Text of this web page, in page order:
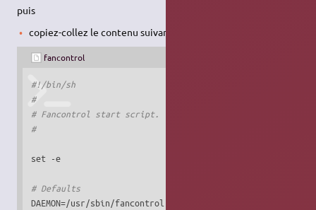
puis
copiez-collez le contenu suivant :
fancontrol
#!/bin/sh
#
# Fancontrol start script.
#
set -e
# Defaults
DAEMON=/usr/sbin/fancontrol